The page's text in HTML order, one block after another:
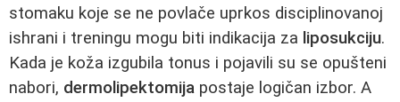
stomaku koje se ne povlače uprkos disciplinovanoj
ishrani i treningu mogu biti indikacija za liposukciju.
Kada je koža izgubila tonus i pojavili su se opušteni
nabori, dermolipektomija postaje logičan izbor. A